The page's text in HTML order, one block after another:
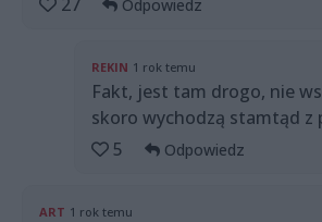
Odpowiedz
REKIN 1 rok temu
Fakt, jest tam drogo, nie
skoro wychodzą stamtąd z
5
Odpowiedz
ART 1 rok temu